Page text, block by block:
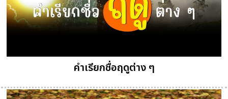
คำเรียกชื่อฤดูต่าง ๆ